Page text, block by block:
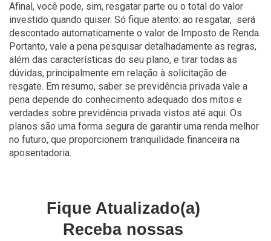
Afinal, você pode, sim, resgatar parte ou o total do valor
investido quando quiser. Só fique atento: ao resgatar, será
descontado automaticamente o valor de Imposto de Renda.
Portanto, vale a pena pesquisar detalhadamente as regras,
além das características do seu plano, e tirar todas as
dúvidas, principalmente em relação à solicitação de
resgate. Em resumo, saber se previdência privada vale a
pena depende do conhecimento adequado dos mitos e
verdades sobre previdência privada vistos até aqui. Os
planos são uma forma segura de garantir uma renda melhor
no futuro, que proporcionem tranquilidade financeira na
aposentadoria.
Fique Atualizado(a)
Receba nossas